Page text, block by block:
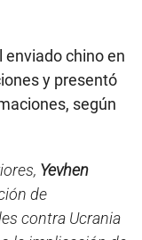
enviado chino en
y presentó
según
Yevhen
de
contra Ucrania